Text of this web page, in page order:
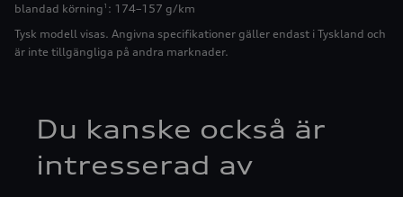
blandad körning 1 : 174–157 g/km
Tysk modell visas. Angivna specifikationer gäller endast i Tyskland och
är inte tillgängliga på andra marknader.
Du kanske också är
intresserad av